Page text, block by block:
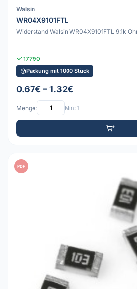
Walsin
WR04X9101FTL
Widerstand Walsin WR04X9101FTL 9.1k
17790
Packung mit 1000 Stück
0.67€ – 1.32€
Menge: Min: 1
PDF